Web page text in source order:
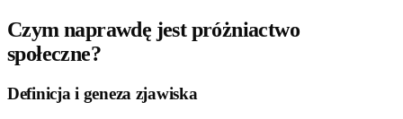
Czym naprawdę jest próżniactwo
społeczne?
Definicja i geneza zjawiska